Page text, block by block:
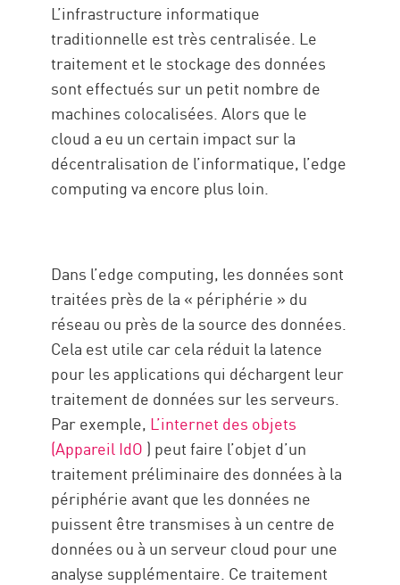
L’infrastructure informatique
traditionnelle est très centralisée. Le
traitement et le stockage des données
sont effectués sur un petit nombre de
machines colocalisées. Alors que le
cloud a eu un certain impact sur la
décentralisation de l’informatique, l’edge
computing va encore plus loin.
Dans l’edge computing, les données sont
traitées près de la « périphérie » du
réseau ou près de la source des données.
Cela est utile car cela réduit la latence
pour les applications qui déchargent leur
traitement de données sur les serveurs.
Par exemple, L’internet des objets
(Appareil IdO ) peut faire l’objet d’un
traitement préliminaire des données à la
périphérie avant que les données ne
puissent être transmises à un centre de
données ou à un serveur cloud pour une
analyse supplémentaire. Ce traitement